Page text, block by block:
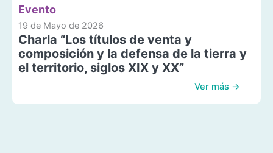
Evento
19 de Mayo de 2026
Charla “Los títulos de venta y
composición y la defensa de la tierra y
el territorio, siglos XIX y XX”
Ver más →